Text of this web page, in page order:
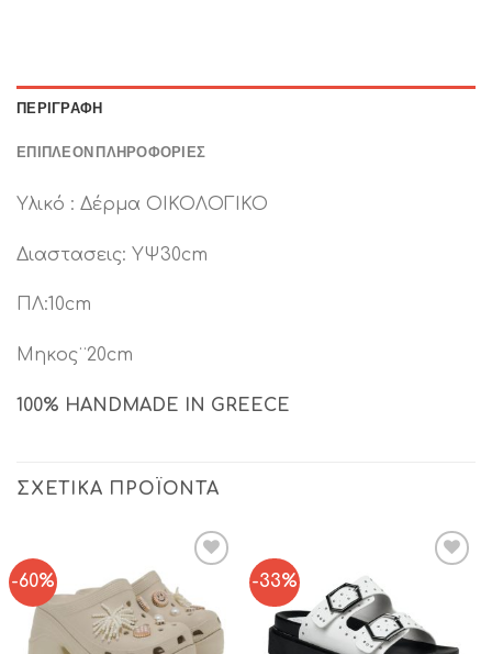
ΠΕΡΙΓΡΑΦΉ
ΕΠΙΠΛΈΟΝ ΠΛΗΡΟΦΟΡΊΕΣ
Υλικό : Δέρμα ΟΙΚΟΛΟΓΙΚΟ
Διαστασεις: ΥΨ30cm
ΠΛ:10cm
Μηκος¨20cm
100% HANDMADE IN GREECE
ΣΧΕΤΙΚΆ ΠΡΟΪΌΝΤΑ
-60%
Wishlist
-33%